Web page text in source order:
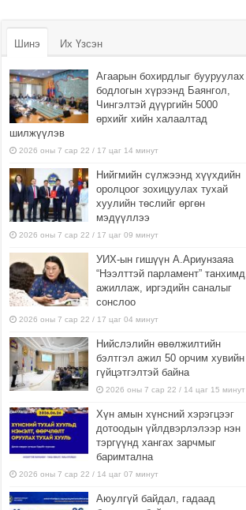
Шинэ Их Үзсэн
Агаарын бохирдлыг бууруулах
бодлогын хүрээнд Баянгол,
Чингэлтэй дүүргийн 5000
өрхийг хийн халаалтад
шилжүүлэв
2026 оны 7 сар 22 / 17 цаг 14 минут
Нийгмийн сүлжээнд хүүхдийн
оролцоог зохицуулах тухай
хуулийн төслийг өргөн
мэдүүллээ
2026 оны 7 сар 22 / 17 цаг 09 минут
УИХ-ын гишүүн А.Ариунзаяа
“Нээлттэй парламент” танхимд
ажиллаж, иргэдийн саналыг
сонслоо
2026 оны 7 сар 22 / 17 цаг 04 минут
Нийслэлийн өвөлжилтийн
бэлтгэл ажил 50 орчим хувийн
гүйцэтгэлтэй байна
2026 оны 7 сар 22 / 14 цаг 15 минут
Хүн амын хүнсний хэрэгцээг
дотоодын үйлдвэрлэлээр нэн
тэргүүнд хангах зарчмыг
баримтална
2026 оны 7 сар 22 / 14 цаг 07 минут
Аюулгүй байдал, гадаад